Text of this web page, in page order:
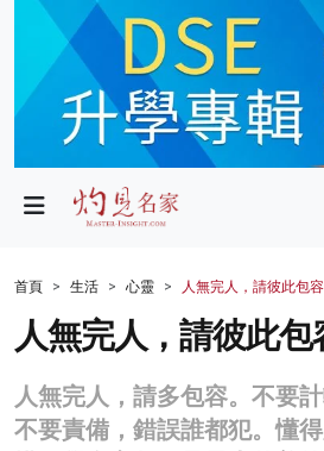
政局
財經
生活
商業
首頁 生活 心靈 人無完人，請彼此包
人無完人，請彼此包
人無完人，請多包容。不要
不要責備，錯誤誰都犯。懂